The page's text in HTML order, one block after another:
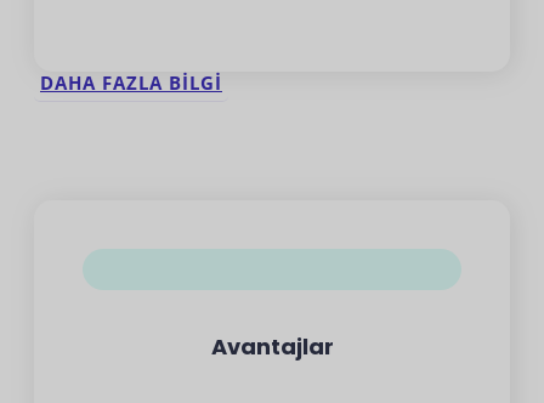
DAHA FAZLA BILGI
Avantajlar